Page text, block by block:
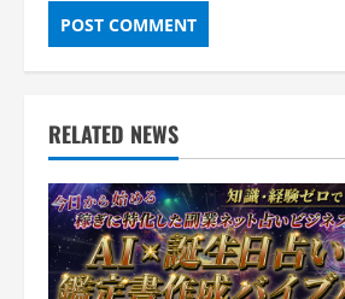
RELATED NEWS